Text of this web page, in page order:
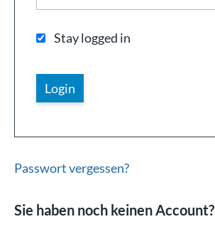
Stay logged in
Passwort vergessen?
Sie haben noch keinen Account?